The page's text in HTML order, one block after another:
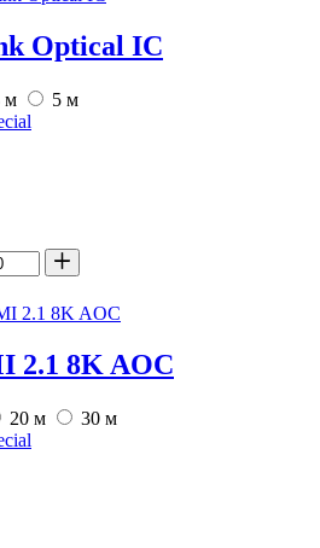
Optical IC
м
5 м
2.1 8K AOC
20 м
30 м